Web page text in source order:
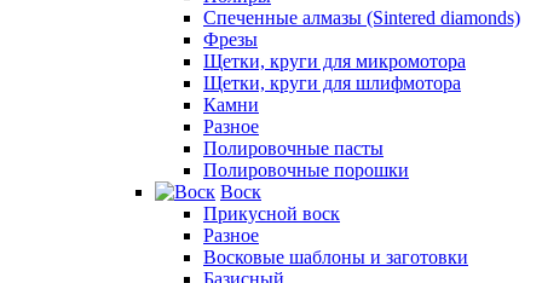
Спеченные алмазы (Sintered diamonds)
Фрезы
Щетки, круги для микромотора
Щетки, круги для шлифмотора
Камни
Разное
Полировочные пасты
Полировочные порошки
Воск
Прикусной воск
Разное
Восковые шаблоны и заготовки
Базисный